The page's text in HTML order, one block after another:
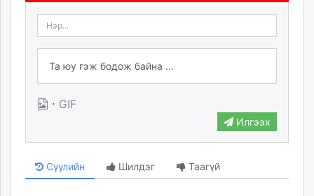
· GIF
Илгээх
Сүүлийн Шилдэг Таагүй